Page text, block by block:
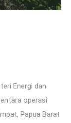
Energi dan
operasi
Papua Barat